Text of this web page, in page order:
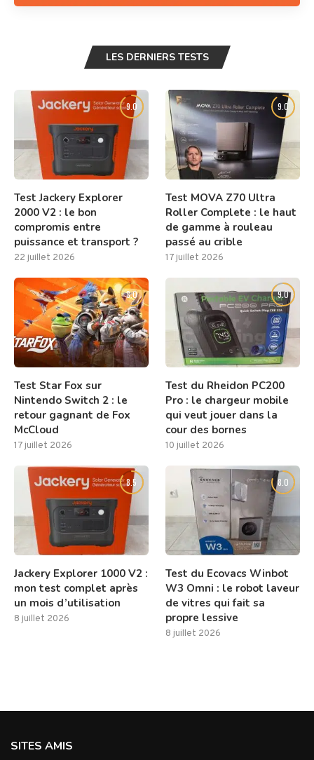
LES DERNIERS TESTS
9.0
Test Jackery Explorer
2000 V2 : le bon
compromis entre
puissance et transport ?
22 juillet 2026
9.0
Test MOVA Z70 Ultra
Roller Complete : le haut
de gamme à rouleau
passé au crible
17 juillet 2026
8.0
Test Star Fox sur
Nintendo Switch 2 : le
retour gagnant de Fox
McCloud
17 juillet 2026
9.0
Test du Rheidon PC200
Pro : le chargeur mobile
qui veut jouer dans la
cour des bornes
10 juillet 2026
8.5
Jackery Explorer 1000 V2 :
mon test complet après
un mois d’utilisation
8 juillet 2026
8.0
Test du Ecovacs Winbot
W3 Omni : le robot laveur
de vitres qui fait sa
propre lessive
8 juillet 2026
SITES AMIS